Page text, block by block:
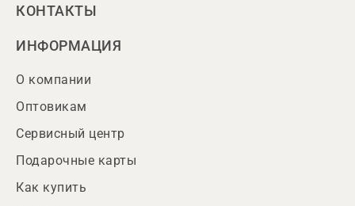
КОНТАКТЫ
ИНФОРМАЦИЯ
О компании
Оптовикам
Сервисный центр
Подарочные карты
Как купить